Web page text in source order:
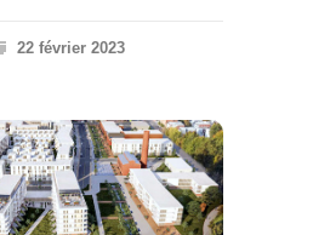
22 février 2023